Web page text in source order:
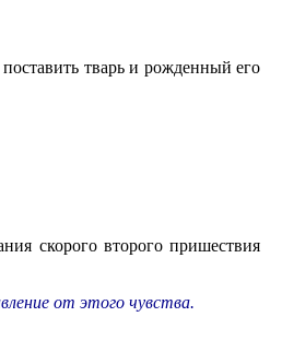
тварь и рожденный его
скорого второго пришествия
от этого чувства.